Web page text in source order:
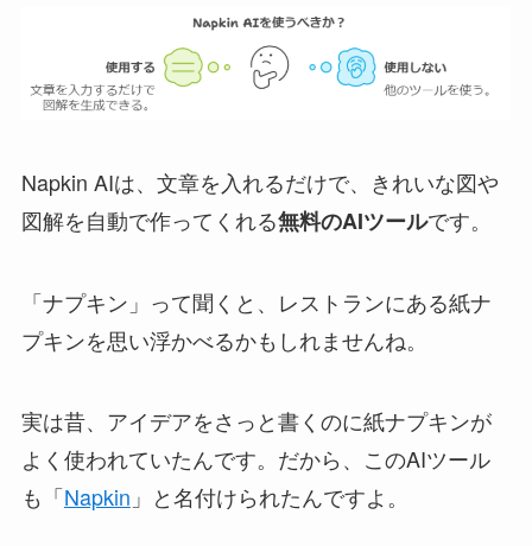
Napkin AIは、文章を入れるだけで、きれいな図や
図解を自動で作ってくれる無料のAIツールです。
「ナプキン」って聞くと、レストランにある紙ナ
プキンを思い浮かべるかもしれませんね。
実は昔、アイデアをさっと書くのに紙ナプキンが
よく使われていたんです。だから、このAIツール
も「Napkin 」と名付けられたんですよ。